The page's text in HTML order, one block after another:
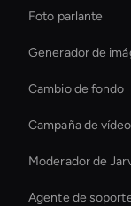
Foto parlante
Generador de
Cambio de fondo
Campaña de vídeo
Moderador de
Agente de